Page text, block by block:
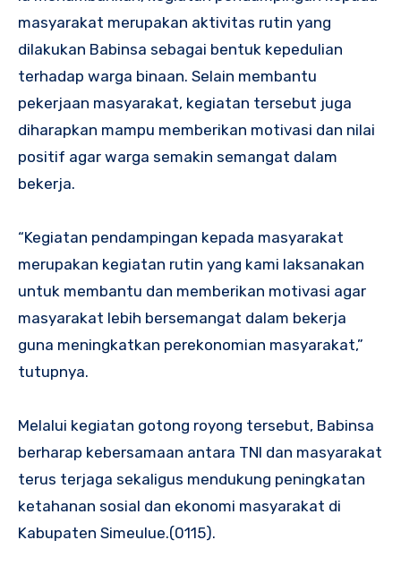
masyarakat merupakan aktivitas rutin yang
dilakukan Babinsa sebagai bentuk kepedulian
terhadap warga binaan. Selain membantu
pekerjaan masyarakat, kegiatan tersebut juga
diharapkan mampu memberikan motivasi dan nilai
positif agar warga semakin semangat dalam
bekerja.
“Kegiatan pendampingan kepada masyarakat
merupakan kegiatan rutin yang kami laksanakan
untuk membantu dan memberikan motivasi agar
masyarakat lebih bersemangat dalam bekerja
guna meningkatkan perekonomian masyarakat,”
tutupnya.
Melalui kegiatan gotong royong tersebut, Babinsa
berharap kebersamaan antara TNI dan masyarakat
terus terjaga sekaligus mendukung peningkatan
ketahanan sosial dan ekonomi masyarakat di
Kabupaten Simeulue.(0115).